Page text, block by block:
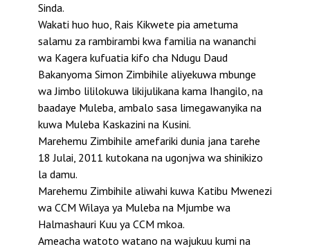
Sinda.
Wakati huo huo, Rais Kikwete pia ametuma
salamu za rambirambi kwa familia na wananchi
wa Kagera kufuatia kifo cha Ndugu Daud
Bakanyoma Simon Zimbihile aliyekuwa mbunge
wa Jimbo lililokuwa likijulikana kama Ihangilo, na
baadaye Muleba, ambalo sasa limegawanyika na
kuwa Muleba Kaskazini na Kusini.
Marehemu Zimbihile amefariki dunia jana tarehe
18 Julai, 2011 kutokana na ugonjwa wa shinikizo
la damu.
Marehemu Zimbihile aliwahi kuwa Katibu Mwenezi
wa CCM Wilaya ya Muleba na Mjumbe wa
Halmashauri Kuu ya CCM mkoa.
Ameacha watoto watano na wajukuu kumi na